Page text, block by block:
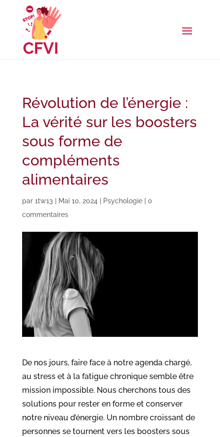
Révolution de l’énergie :
La vérité sur les boosters
sous forme de
compléments
alimentaires
par 1tw13 Mai 10, 2024 Psychologie| 0
commentaires
De nos jours, faire face à notre agenda chargé,
au stress et à la fatigue chronique semble être
mission impossible. Nous cherchons tous des
solutions pour rester en forme et conserver
notre niveau d’énergie. Un nombre croissant de
personnes se tournent vers les boosters sous